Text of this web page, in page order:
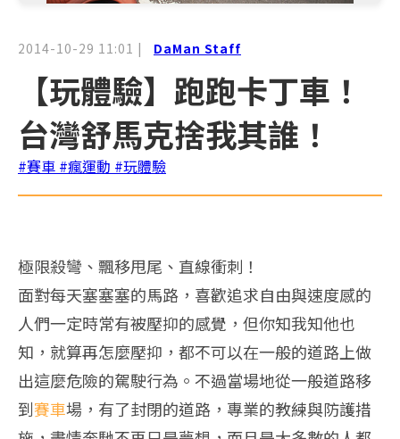
2014-10-29 11:01 | DaMan Staff
【玩體驗】跑跑卡丁車！
台灣舒馬克捨我其誰！
#賽車 #瘋運動 #玩體驗
極限殺彎、飄移甩尾、直線衝刺！
面對每天塞塞塞的馬路，喜歡追求自由與速度感的
人們一定時常有被壓抑的感覺，但你知我知他也
知，就算再怎麼壓抑，都不可以在一般的道路上做
出這麼危險的駕駛行為。不過當場地從一般道路移
到賽車場，有了封閉的道路，專業的教練與防護措